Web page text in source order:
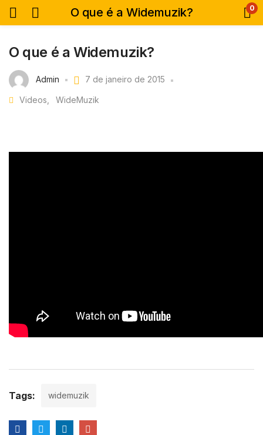
O que é a Widemuzik? 0
O que é a Widemuzik?
Admin 7 de janeiro de 2015
Videos WideMuzik
Tags: widemuzik